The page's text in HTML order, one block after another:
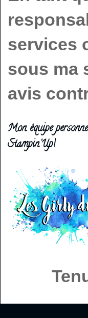
services
sous ma
avis
Mon équipe
Stampin'Up!